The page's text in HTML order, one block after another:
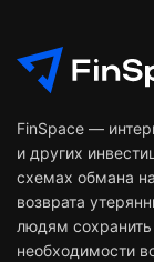
FinSpace —
и других
схемах обмана
возврата
людям сохранить
необходимости